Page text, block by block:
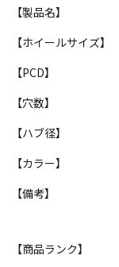
【製品名】
【ホイールサイズ】
【PCD】
【穴数】
【ハブ径】
【カラー】
【備考】
【商品ランク】